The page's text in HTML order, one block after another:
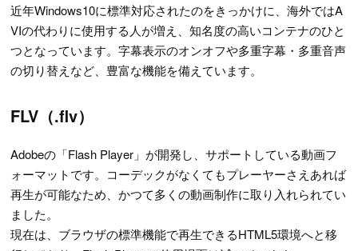
近年Windows10に標準対応されたのをきっかけに、海外ではA
VIの代わりに使用する人が増え、知名度の高いコンテナのひと
つとなっています。字幕表示のオンオフや多重字幕・多重音声
の切り替えなど、豊富な機能を備えています。
FLV（.flv）
Adobeの「Flash Player」が開発し、サポートしている動画フ
ォーマットです。コーデックがなくてもプレーヤーさえあれば
再生が可能なため、かつて多くの動画制作に取り入れられてい
ました。
現在は、ブラウザの標準機能で再生できるHTML5環境へと移